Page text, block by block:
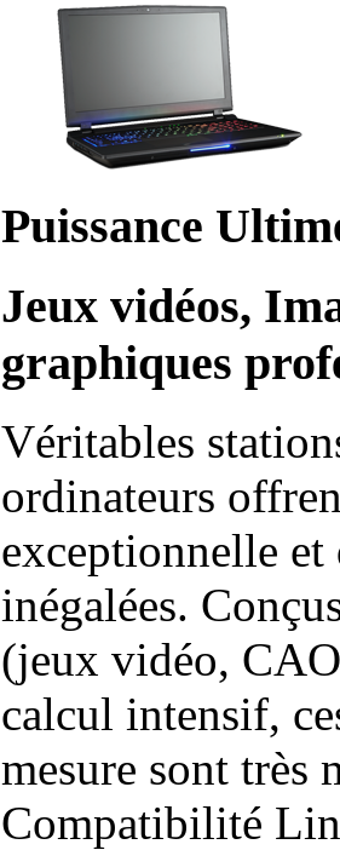
Puissance
Jeux vidéos,
graphiques
Véritables
ordinateurs
exceptionnelle et
inégalées.
(jeux vidéo,
calcul intensif,
mesure sont très
Compatibilité